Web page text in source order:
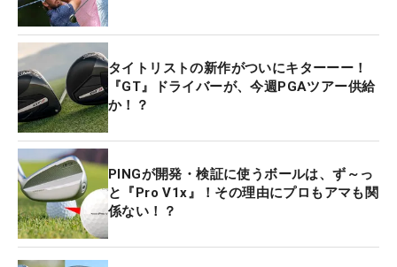
タイトリストの新作がついにキターーー！
『GT』ドライバーが、今週PGAツアー供給
か！？
PINGが開発・検証に使うボールは、ず～っ
と『Pro V1x』！その理由にプロもアマも関
係ない！？